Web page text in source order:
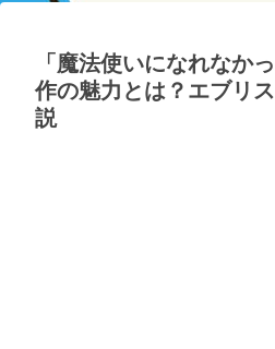
「魔法使いになれなか
作の魅力とは？エブリ
説